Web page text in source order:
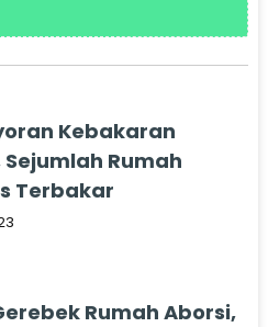
Kebakaran
Rumah
Terbakar
Rumah Aborsi,